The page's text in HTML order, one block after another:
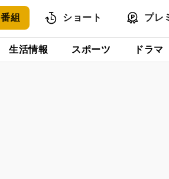
番組 ショート プレ
生活情報 スポーツ ドラマ